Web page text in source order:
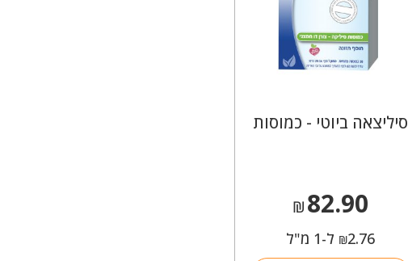
סיליצאה ביוטי - כמוסות
₪82.90
₪2.76 ל-1 מ"ל